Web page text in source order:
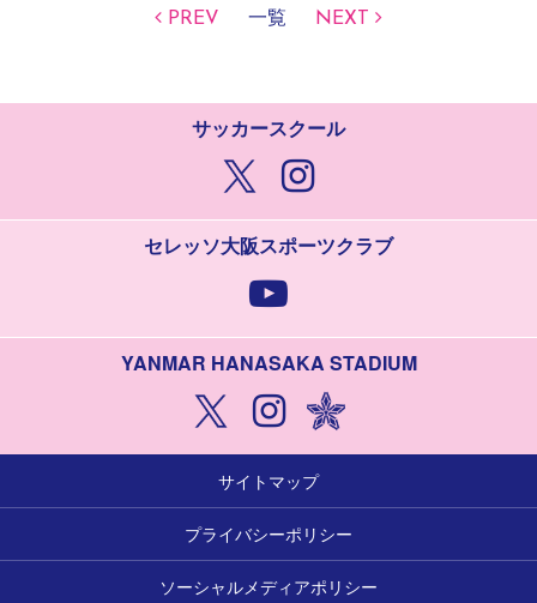
PREV 一覧 NEXT
サッカースクール
セレッソ大阪スポーツクラブ
YANMAR HANASAKA STADIUM
サイトマップ
プライバシーポリシー
ソーシャルメディアポリシー